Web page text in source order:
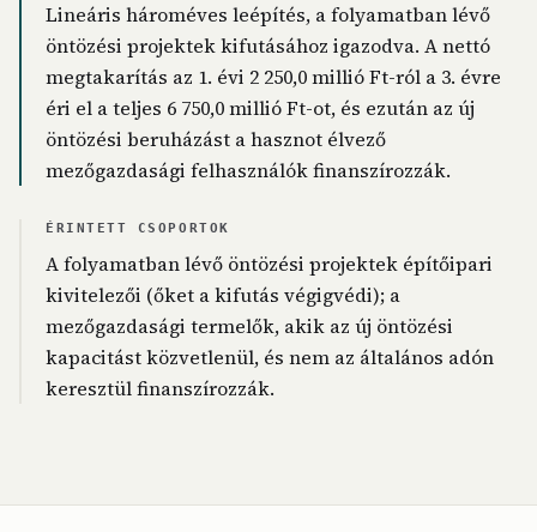
Lineáris hároméves leépítés, a folyamatban lévő
öntözési projektek kifutásához igazodva. A nettó
megtakarítás az 1. évi 2 250,0 millió Ft-ról a 3. évre
éri el a teljes 6 750,0 millió Ft-ot, és ezután az új
öntözési beruházást a hasznot élvező
mezőgazdasági felhasználók finanszírozzák.
ÉRINTETT CSOPORTOK
A folyamatban lévő öntözési projektek építőipari
kivitelezői (őket a kifutás végigvédi); a
mezőgazdasági termelők, akik az új öntözési
kapacitást közvetlenül, és nem az általános adón
keresztül finanszírozzák.